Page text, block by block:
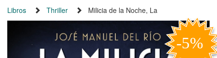
Libros Thriller Milicia de la Noche, La